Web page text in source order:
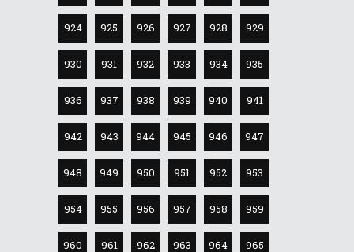
924 925 926 927 928 929
930 931 932 933 934 935
936 937 938 939 940 941
942 943 944 945 946 947
948 949 950 951 952 953
954 955 956 957 958 959
960 961 962 963 964 965